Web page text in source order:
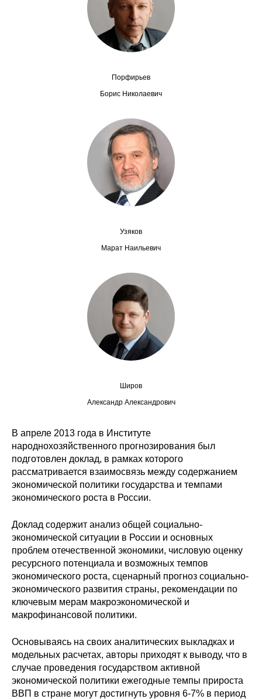
О совете
Регулярные прогнозы
Квартальный прогноз
Оценка индекса промышленного
производства
Российская Система Климатического
Кафедра МФТИ
Кафедра МАДИ
Аспирантура
Об аспирантуре
Нормативные документы
Диссертационный совет
О совете
Материалы
Конкурсы и вакансии
Контакты
Порфирьев
Борис Николаевич
Узяков
Марат Наильевич
Широв
Александр Александрович
В апреле 2013 года в Институте
народнохозяйственного прогнозирования был
подготовлен доклад, в рамках которого
рассматривается взаимосвязь между содержанием
экономической политики государства и темпами
экономического роста в России.
Доклад содержит анализ общей социально-
экономической ситуации в России и основных
проблем отечественной экономики, числовую оценку
ресурсного потенциала и возможных темпов
экономического роста, сценарный прогноз социально-
экономического развития страны, рекомендации по
ключевым мерам макроэкономической и
макрофинансовой политики.
Основываясь на своих аналитических выкладках и
модельных расчетах, авторы приходят к выводу, что в
случае проведения государством активной
экономической политики ежегодные темпы прироста
ВВП в стране могут достигнуть уровня 6-7% в период